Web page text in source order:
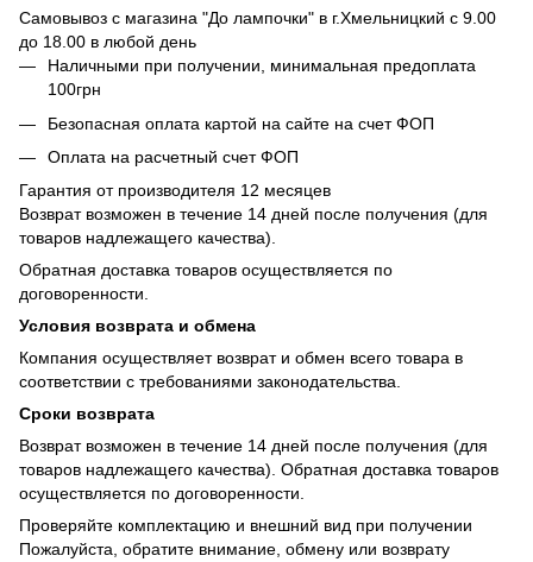
Самовывоз с магазина "До лампочки" в г.Хмельницкий с 9.00
до 18.00 в любой день
Наличными при получении, минимальная предоплата
100грн
Безопасная оплата картой на сайте на счет ФОП
Оплата на расчетный счет ФОП
Гарантия от производителя 12 месяцев
Возврат возможен в течение 14 дней после получения (для
товаров надлежащего качества).
Обратная доставка товаров осуществляется по
договоренности.
Условия возврата и обмена
Компания осуществляет возврат и обмен всего товара в
соответствии с требованиями законодательства.
Сроки возврата
Возврат возможен в течение 14 дней после получения (для
товаров надлежащего качества). Обратная доставка товаров
осуществляется по договоренности.
Проверяйте комплектацию и внешний вид при получении
Пожалуйста, обратите внимание, обмену или возврату